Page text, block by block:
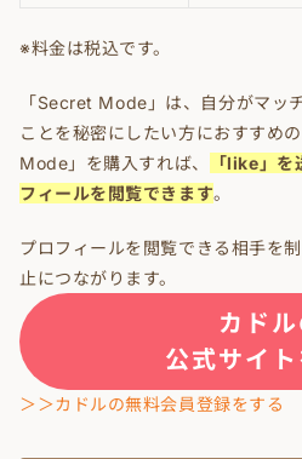
※料金は税込です。
「Secret Mode」は、自分がマッ
ことを秘密にしたい方におすすめ
Mode」を購入すれば、
「like」
フィールを閲覧できます。
プロフィールを閲覧できる相手を
止につながります。
カドル
公式サイ
＞＞カドルの無料会員登録をする